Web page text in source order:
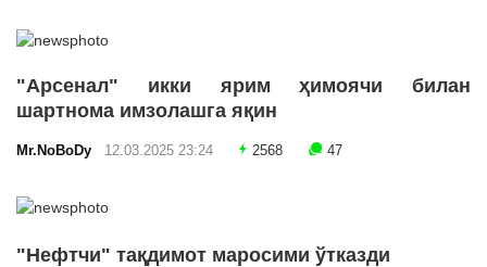
"Арсенал" икки ярим ҳимоячи билан
шартнома имзолашга яқин
Mr.NoBoDy 12.03.2025 23:24 2568 47
"Нефтчи" тақдимот маросими ўтказди